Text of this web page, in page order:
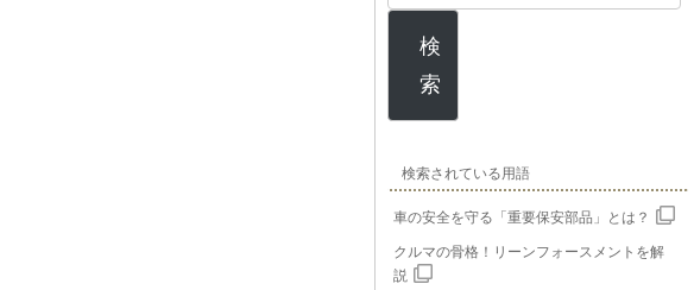
検
索
検索されている用語
車の安全を守る「重要保安部品」とは？
クルマの骨格！リーンフォースメントを解
説